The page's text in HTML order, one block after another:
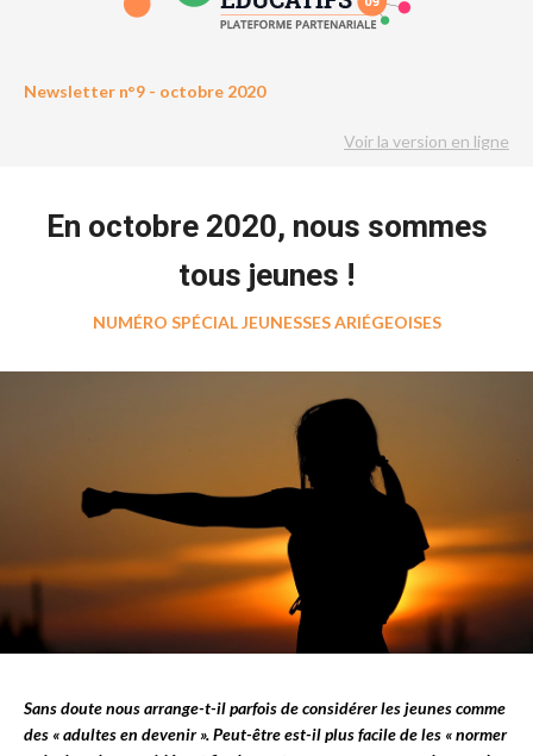
Newsletter n°9 - octobre 2020
Voir la version en ligne
En octobre 2020, nous sommes
tous jeunes !
NUMÉRO SPÉCIAL JEUNESSES ARIÉGEOISES
Sans doute nous arrange-t-il parfois de considérer les jeunes comme
des « adultes en devenir ». Peut-être est-il plus facile de les « normer